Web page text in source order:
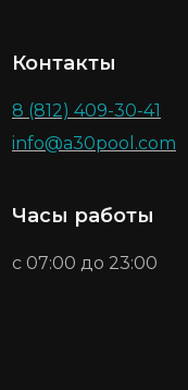
Контакты
8 (812) 409-30-41
info@a30pool.com
Часы работы
с 07:00 до 23:00